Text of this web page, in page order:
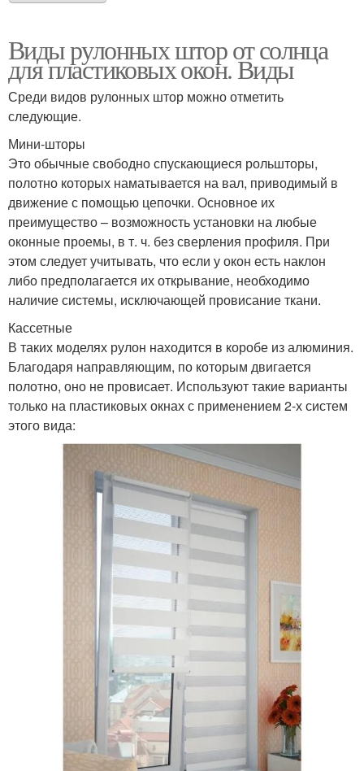
Виды рулонных штор от солнца
для пластиковых окон. Виды
Среди видов рулонных штор можно отметить
следующие.
Мини-шторы
Это обычные свободно спускающиеся рольшторы,
полотно которых наматывается на вал, приводимый в
движение с помощью цепочки. Основное их
преимущество – возможность установки на любые
оконные проемы, в т. ч. без сверления профиля. При
этом следует учитывать, что если у окон есть наклон
либо предполагается их открывание, необходимо
наличие системы, исключающей провисание ткани.
Кассетные
В таких моделях рулон находится в коробе из алюминия.
Благодаря направляющим, по которым двигается
полотно, оно не провисает. Используют такие варианты
только на пластиковых окнах с применением 2-х систем
этого вида: